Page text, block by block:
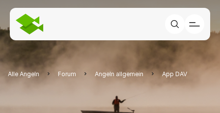
Alle Angeln Forum Angeln allgemein App DAV